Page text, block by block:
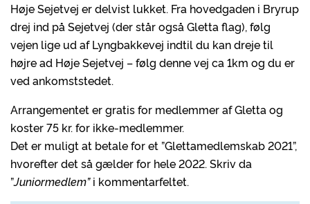
Høje Sejetvej er delvist lukket. Fra hovedgaden i Bryrup
drej ind på Sejetvej (der står også Gletta flag), følg
vejen lige ud af Lyngbakkevej indtil du kan dreje til
højre ad Høje Sejetvej – følg denne vej ca 1km og du er
ved ankomststedet.
Arrangementet er gratis for medlemmer af Gletta og
koster 75 kr. for ikke-medlemmer.
Det er muligt at betale for et ”Glettamedlemskab 2021”,
hvorefter det så gælder for hele 2022. Skriv da
”Juniormedlem”i kommentarfeltet.